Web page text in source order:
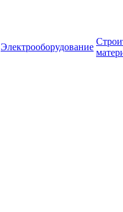
Электрооборудование